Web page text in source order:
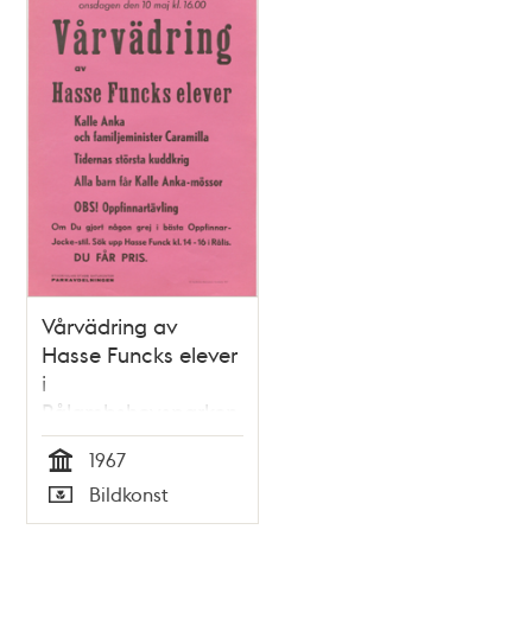
Vårvädring av
Hasse Funcks elever
i
Rålambshovsparken
Tid
1967
Typ
Bildkonst